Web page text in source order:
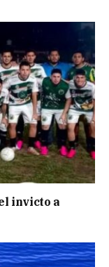
invicto a